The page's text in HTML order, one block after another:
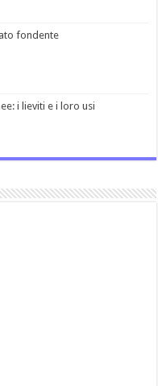
fondente
i lieviti e i loro usi